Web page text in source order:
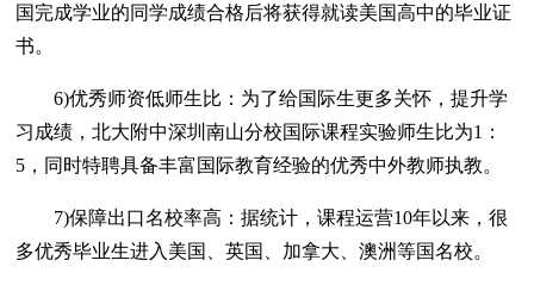
国完成学业的同学成绩合格后将获得就读美国高中的毕业证
书。
6)优秀师资低师生比：为了给国际生更多关怀，提升学
习成绩，北大附中深圳南山分校国际课程实验师生比为1：
5，同时特聘具备丰富国际教育经验的优秀中外教师执教。
7)保障出口名校率高：据统计，课程运营10年以来，很
多优秀毕业生进入美国、英国、加拿大、澳洲等国名校。